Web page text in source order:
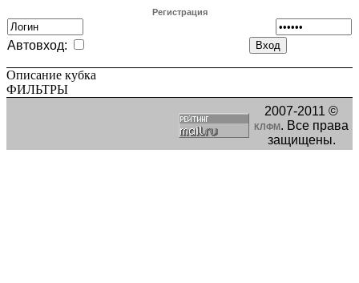
Регистрация
Автовход:
Описание кубка
ФИЛЬТРЫ
2007-2011 ©
КЛФМ. Все права
защищены.